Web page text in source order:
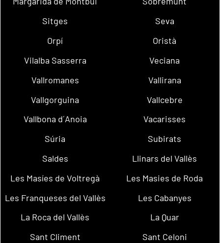
Sitges
Seva
Orpí
Oristà
Vilalba Sasserra
Veciana
Vallromanes
Vallirana
Vallgorguina
Vallcebre
Vallbona d´Anoia
Vacarisses
Súria
Subirats
Saldes
Llinars del Vallès
Les Masíes de Voltregà
Les Masies de Roda
Les Franqueses del Vallès
Les Cabanyes
La Roca del Vallès
La Quar
Sant Climent
Sant Celoni